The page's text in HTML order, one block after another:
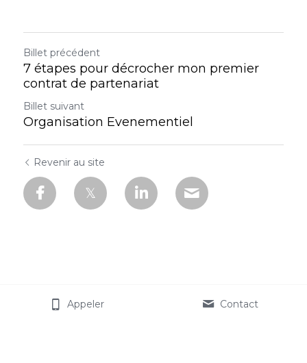
Billet précédent
7 étapes pour décrocher mon premier
contrat de partenariat
Billet suivant
Organisation Evenementiel
Revenir au site
Appeler Contact